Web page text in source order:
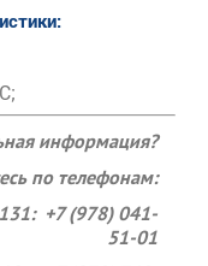
информация?
по телефонам:
+7 (978) 041-
51-01